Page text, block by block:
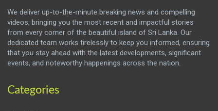
We deliver up-to-the-minute breaking news and compelling
videos, bringing you the most recent and impactful stories
from every corner of the beautiful island of Sri Lanka. Our
dedicated team works tirelessly to keep you informed, ensuring
that you stay ahead with the latest developments, significant
events, and noteworthy happenings across the nation.
Categories